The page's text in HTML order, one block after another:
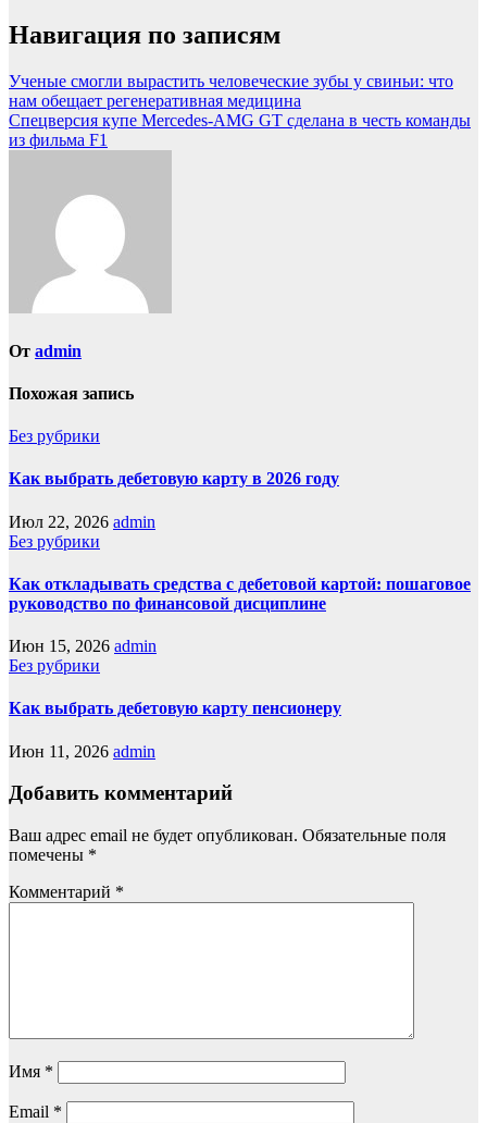
Навигация по записям
Ученые смогли вырастить человеческие зубы у свиньи: что
нам обещает регенеративная медицина
Спецверсия купе Mercedes-AMG GT сделана в честь команды
из фильма F1
От admin
Похожая запись
Без рубрики
Как выбрать дебетовую карту в 2026 году
Июл 22, 2026 admin
Без рубрики
Как откладывать средства с дебетовой картой: пошаговое
руководство по финансовой дисциплине
Июн 15, 2026 admin
Без рубрики
Как выбрать дебетовую карту пенсионеру
Июн 11, 2026 admin
Добавить комментарий
Ваш адрес email не будет опубликован. Обязательные поля
помечены *
Комментарий *
Имя *
Email *